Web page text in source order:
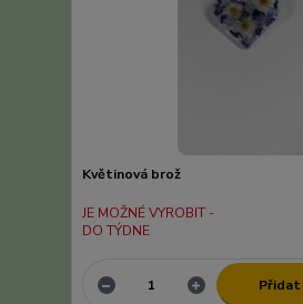
Květinová brož
JE MOŽNÉ VYROBIT -
DO TÝDNE
Přidat